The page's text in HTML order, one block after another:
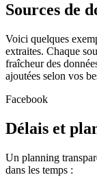
Sources de
Voici quelques
extraites. Chaque
fraîcheur des
ajoutées selon vos
Facebook
Délais et
Un planning
dans les temps :